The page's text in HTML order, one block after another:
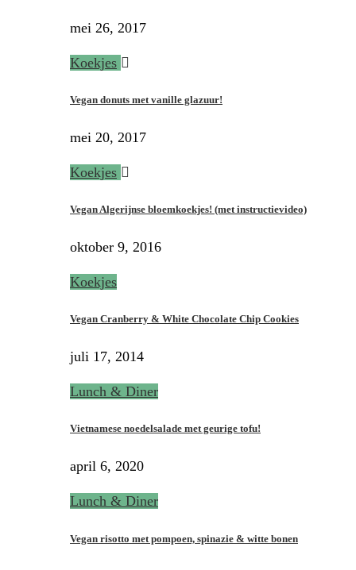
mei 26, 2017
Koekjes
Vegan donuts met vanille glazuur!
mei 20, 2017
Koekjes
Vegan Algerijnse bloemkoekjes! (met instructievideo)
oktober 9, 2016
Koekjes
Vegan Cranberry & White Chocolate Chip Cookies
juli 17, 2014
Lunch & Diner
Vietnamese noedelsalade met geurige tofu!
april 6, 2020
Lunch & Diner
Vegan risotto met pompoen, spinazie & witte bonen